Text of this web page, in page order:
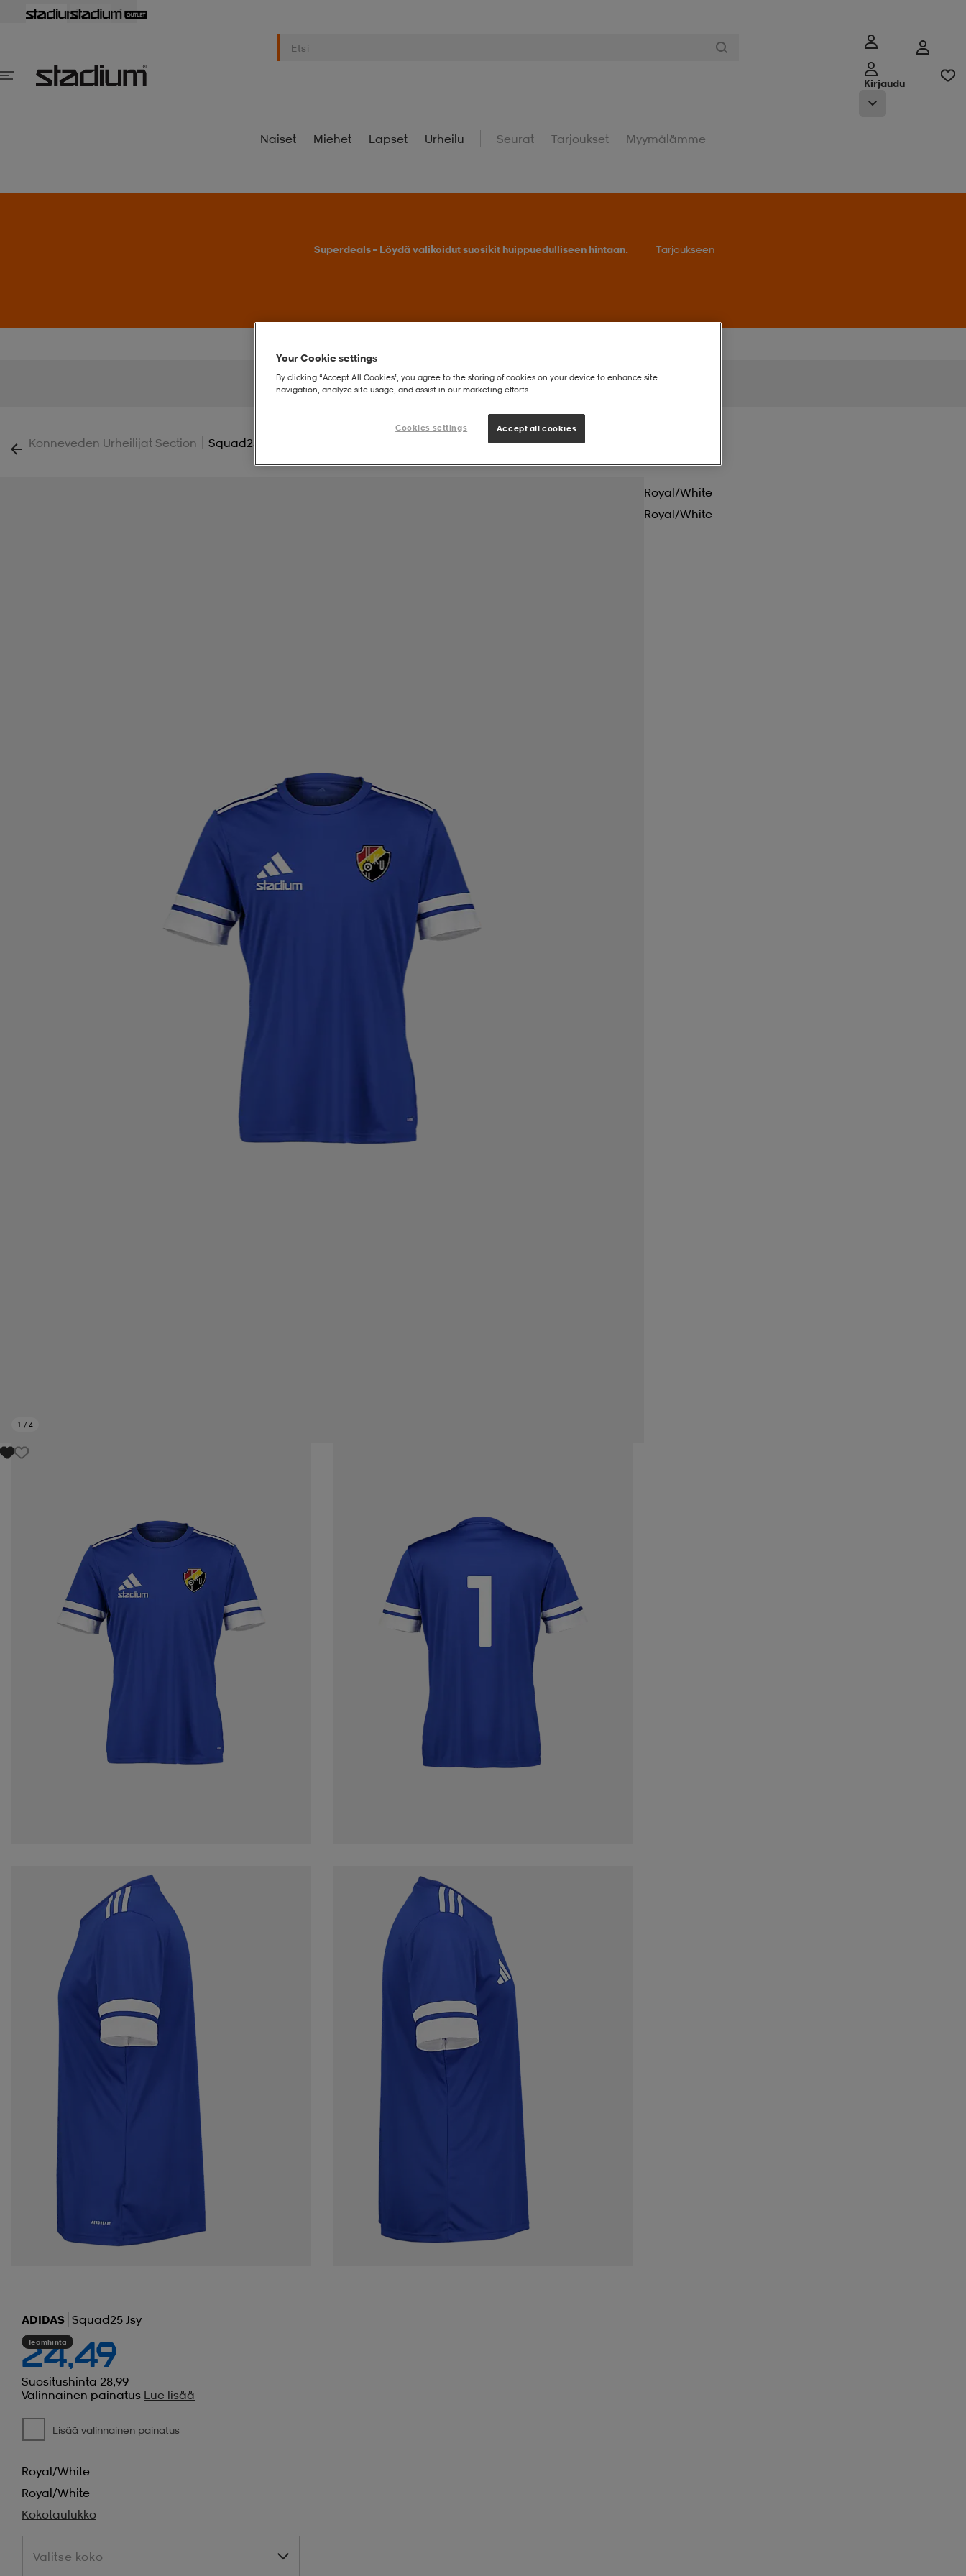
Kirjaudu
Naiset Miehet Lapset Urheilu Seurat Tarjoukset Myymälämme
Superdeals – Löydä valikoidut suosikit huippuedulliseen hintaan. Tarjoukseen
Joukkueen tuote:
Konneveden Urheilijat Section
Konneveden Urheilijat Section | Squad25 Jsy
1 / 4
Royal/white
Royal/white
ADIDAS Squad25 Jsy
Teamhinta
24,49
Suositushinta 28,99
Valinnainen painatus Lue lisää
Lisää valinnainen painatus
Royal/white
Royal/white
Kokotaulukko
Valitse koko
Valitse koko
Your Cookie settings
By clicking “Accept All Cookies”, you agree to the storing of cookies on your device to enhance site
navigation, analyze site usage, and assist in our marketing efforts.
Cookies settings Accept all cookies